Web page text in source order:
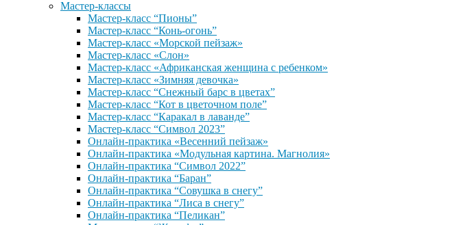
Мастер-классы
Мастер-класс “Пионы”
Мастер-класс “Конь-огонь”
Мастер-класс «Морской пейзаж»
Мастер-класс «Слон»
Мастер-класс «Африканская женщина с ребенком»
Мастер-класс «Зимняя девочка»
Мастер-класс “Снежный барс в цветах”
Мастер-класс “Кот в цветочном поле”
Мастер-класс “Каракал в лаванде”
Мастер-класс “Символ 2023”
Онлайн-практика «Весенний пейзаж»
Онлайн-практика «Модульная картина. Магнолия»
Онлайн-практика “Символ 2022”
Онлайн-практика “Баран”
Онлайн-практика “Совушка в снегу”
Онлайн-практика “Лиса в снегу”
Онлайн-практика “Пеликан”